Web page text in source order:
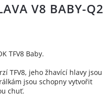
V8 BABY-Q2
TFV8 Baby.
TFV8, jeho žhavící hlavy jsou
jsou schopny vytvořit
chuť.